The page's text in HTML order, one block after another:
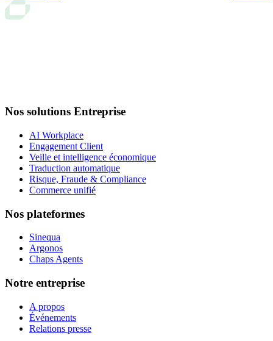
Nos solutions Entreprise
AI Workplace
Engagement Client
Veille et intelligence économique
Traduction automatique
Risque, Fraude & Compliance
Commerce unifié
Nos plateformes
Sinequa
Argonos
Chaps Agents
Notre entreprise
A propos
Événements
Relations presse